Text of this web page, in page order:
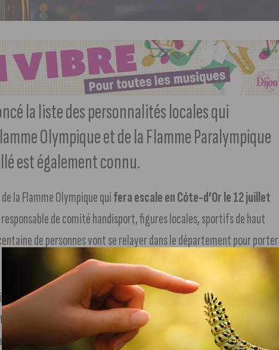
la liste des personnalités locales qui
Olympique et de la Flamme Paralympique
est également connu.
la Flamme Olympique quifera escale en Côte-d’Or le 12 juillet
de comité handisport, figures locales, sportifs de haut
de personnes vont se relayer dans le département pour porter
athlètes à l’instar deAlizée Agier(karatéka), Denis Chevrot
d’éducation physique),Corentin Le Guen (rugby fauteuil),
de poids), Marlène Spahr(Break danceuse),
Laurea Mahieu